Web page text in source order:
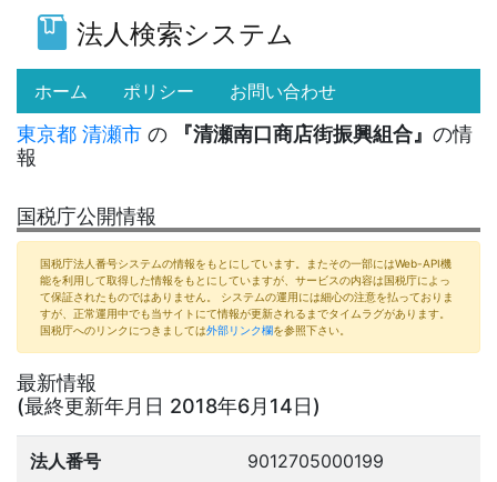
法人検索システム
ホーム (current)
ポリシー お問い合わせ
東京都 清瀬市 の 『清瀬南口商店街振興組合』 の情
報
国税庁公開情報
国税庁法人番号システムの情報をもとにしています。またその一部にはWeb-API機
能を利用して取得した情報をもとにしていますが、サービスの内容は国税庁によっ
て保証されたものではありません。 システムの運用には細心の注意を払っておりま
すが、正常運用中でも当サイトにて情報が更新されるまでタイムラグがあります。
国税庁へのリンクにつきましては外部リンク欄を参照下さい。
最新情報
(最終更新年月日 2018年6月14日)
法人番号 9012705000199